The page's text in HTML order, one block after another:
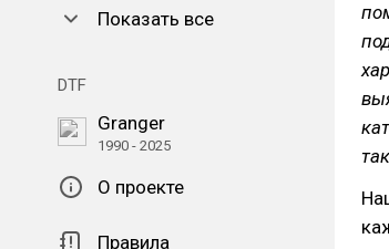
Показать все
DTF
Granger
1990 - 2025
О проекте
Правила